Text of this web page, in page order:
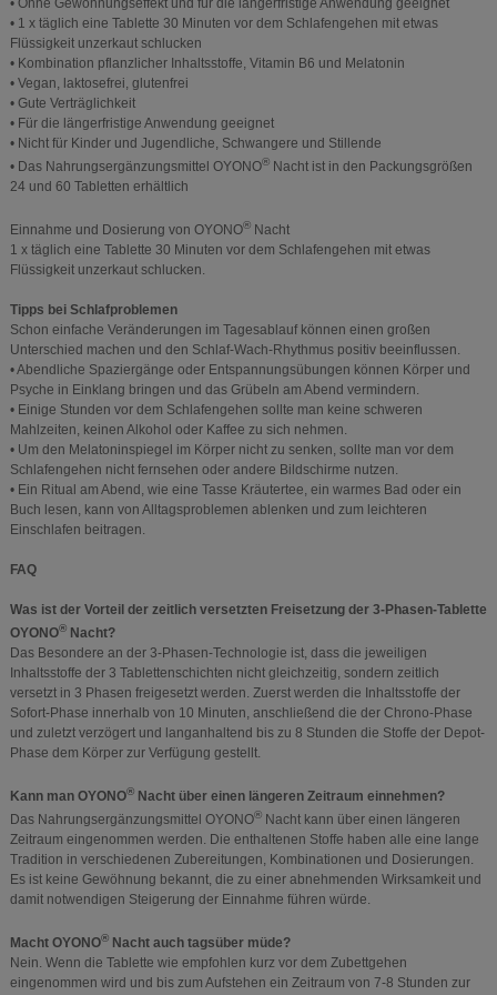
• Ohne Gewöhnungseffekt und für die längerfristige Anwendung geeignet
• 1 x täglich eine Tablette 30 Minuten vor dem Schlafengehen mit etwas
Flüssigkeit unzerkaut schlucken
• Kombination pflanzlicher Inhaltsstoffe, Vitamin B6 und Melatonin
• Vegan, laktosefrei, glutenfrei
• Gute Verträglichkeit
• Für die längerfristige Anwendung geeignet
• Nicht für Kinder und Jugendliche, Schwangere und Stillende
• Das Nahrungsergänzungsmittel OYONO®Nacht ist in den Packungsgrößen
24 und 60 Tabletten erhältlich
Einnahme und Dosierung von OYONO®Nacht
1 x täglich eine Tablette 30 Minuten vor dem Schlafengehen mit etwas
Flüssigkeit unzerkaut schlucken.
Tipps bei Schlafproblemen
Schon einfache Veränderungen im Tagesablauf können einen großen
Unterschied machen und den Schlaf-Wach-Rhythmus positiv beeinflussen.
• Abendliche Spaziergänge oder Entspannungsübungen können Körper und
Psyche in Einklang bringen und das Grübeln am Abend vermindern.
• Einige Stunden vor dem Schlafengehen sollte man keine schweren
Mahlzeiten, keinen Alkohol oder Kaffee zu sich nehmen.
• Um den Melatoninspiegel im Körper nicht zu senken, sollte man vor dem
Schlafengehen nicht fernsehen oder andere Bildschirme nutzen.
• Ein Ritual am Abend, wie eine Tasse Kräutertee, ein warmes Bad oder ein
Buch lesen, kann von Alltagsproblemen ablenken und zum leichteren
Einschlafen beitragen.
FAQ
Was ist der Vorteil der zeitlich versetzten Freisetzung der 3-Phasen-Tablette
OYONO®Nacht?
Das Besondere an der 3-Phasen-Technologie ist, dass die jeweiligen
Inhaltsstoffe der 3 Tablettenschichten nicht gleichzeitig, sondern zeitlich
versetzt in 3 Phasen freigesetzt werden. Zuerst werden die Inhaltsstoffe der
Sofort-Phase innerhalb von 10 Minuten, anschließend die der Chrono-Phase
und zuletzt verzögert und langanhaltend bis zu 8 Stunden die Stoffe der Depot-
Phase dem Körper zur Verfügung gestellt.
Kann man OYONO®Nacht über einen längeren Zeitraum einnehmen?
Das Nahrungsergänzungsmittel OYONO®Nacht kann über einen längeren
Zeitraum eingenommen werden. Die enthaltenen Stoffe haben alle eine lange
Tradition in verschiedenen Zubereitungen, Kombinationen und Dosierungen.
Es ist keine Gewöhnung bekannt, die zu einer abnehmenden Wirksamkeit und
damit notwendigen Steigerung der Einnahme führen würde.
Macht OYONO®Nacht auch tagsüber müde?
Nein. Wenn die Tablette wie empfohlen kurz vor dem Zubettgehen
eingenommen wird und bis zum Aufstehen ein Zeitraum von 7-8 Stunden zur